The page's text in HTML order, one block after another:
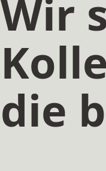
Wir
die